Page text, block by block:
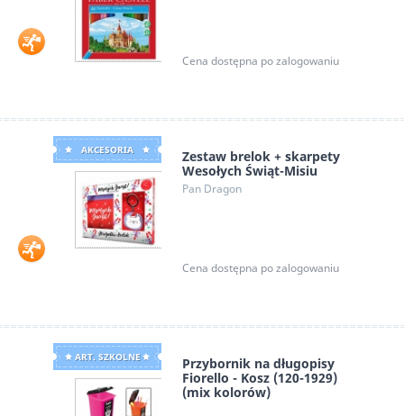
Cena dostępna po zalogowaniu
AKCESORIA
Zestaw brelok + skarpety
Wesołych Świąt-Misiu
Pan Dragon
Cena dostępna po zalogowaniu
ART. SZKOLNE
Przybornik na długopisy
Fiorello - Kosz (120-1929)
(mix kolorów)